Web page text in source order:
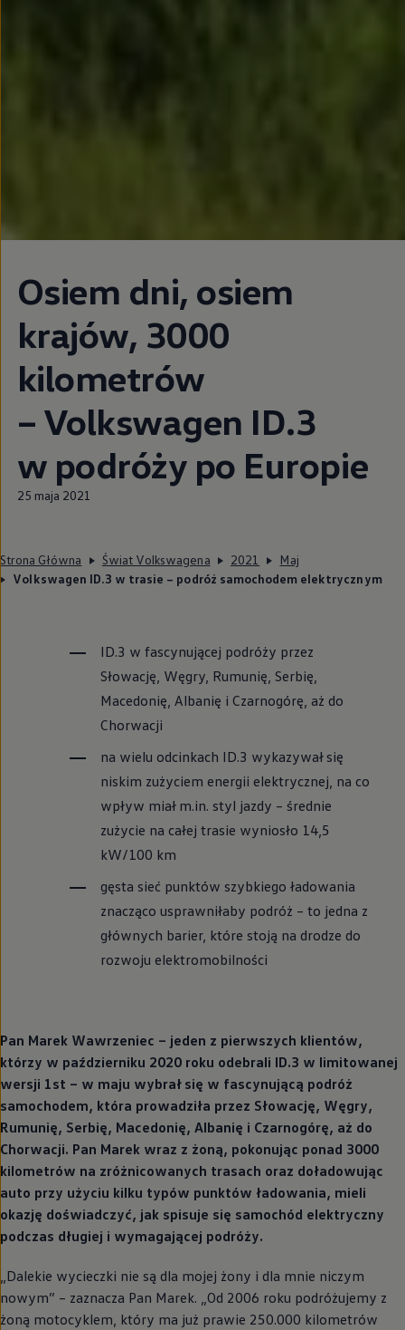
Osiem dni, osiem
krajów, 3000
kilometrów
– Volkswagen ID.3
w podróży po Europie
25 maja 2021
Strona Główna Świat Volkswagena 2021
Maj
Volkswagen ID.3 w trasie – podróż samochodem elektrycznym
ID.3 w fascynującej podróży przez
Słowację, Węgry, Rumunię, Serbię,
Macedonię, Albanię i Czarnogórę, aż do
Chorwacji
na wielu odcinkach ID.3 wykazywał się
niskim zużyciem energii elektrycznej, na co
wpływ miał m.in. styl jazdy – średnie
zużycie na całej trasie wyniosło 14,5
kW/100 km
gęsta sieć punktów szybkiego ładowania
znacząco usprawniłaby podróż – to jedna z
głównych barier, które stoją na drodze do
rozwoju elektromobilności
Pan Marek Wawrzeniec – jeden z pierwszych klientów,
którzy w październiku 2020 roku odebrali ID.3 w limitowanej
wersji 1st – w maju wybrał się w fascynującą podróż
samochodem, która prowadziła przez Słowację, Węgry,
Rumunię, Serbię, Macedonię, Albanię i Czarnogórę, aż do
Chorwacji. Pan Marek wraz z żoną, pokonując ponad 3000
kilometrów na zróżnicowanych trasach oraz doładowując
auto przy użyciu kilku typów punktów ładowania, mieli
okazję doświadczyć, jak spisuje się samochód elektryczny
podczas długiej i wymagającej podróży.
„Dalekie wycieczki nie są dla mojej żony i dla mnie niczym
nowym” – zaznacza Pan Marek. „Od 2006 roku podróżujemy z
żoną motocyklem, który ma już prawie 250.000 kilometrów